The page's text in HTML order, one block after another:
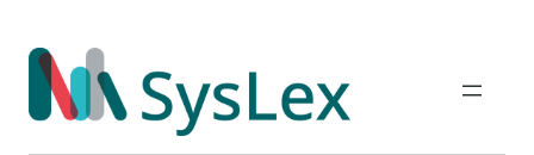
Inhalt
springen